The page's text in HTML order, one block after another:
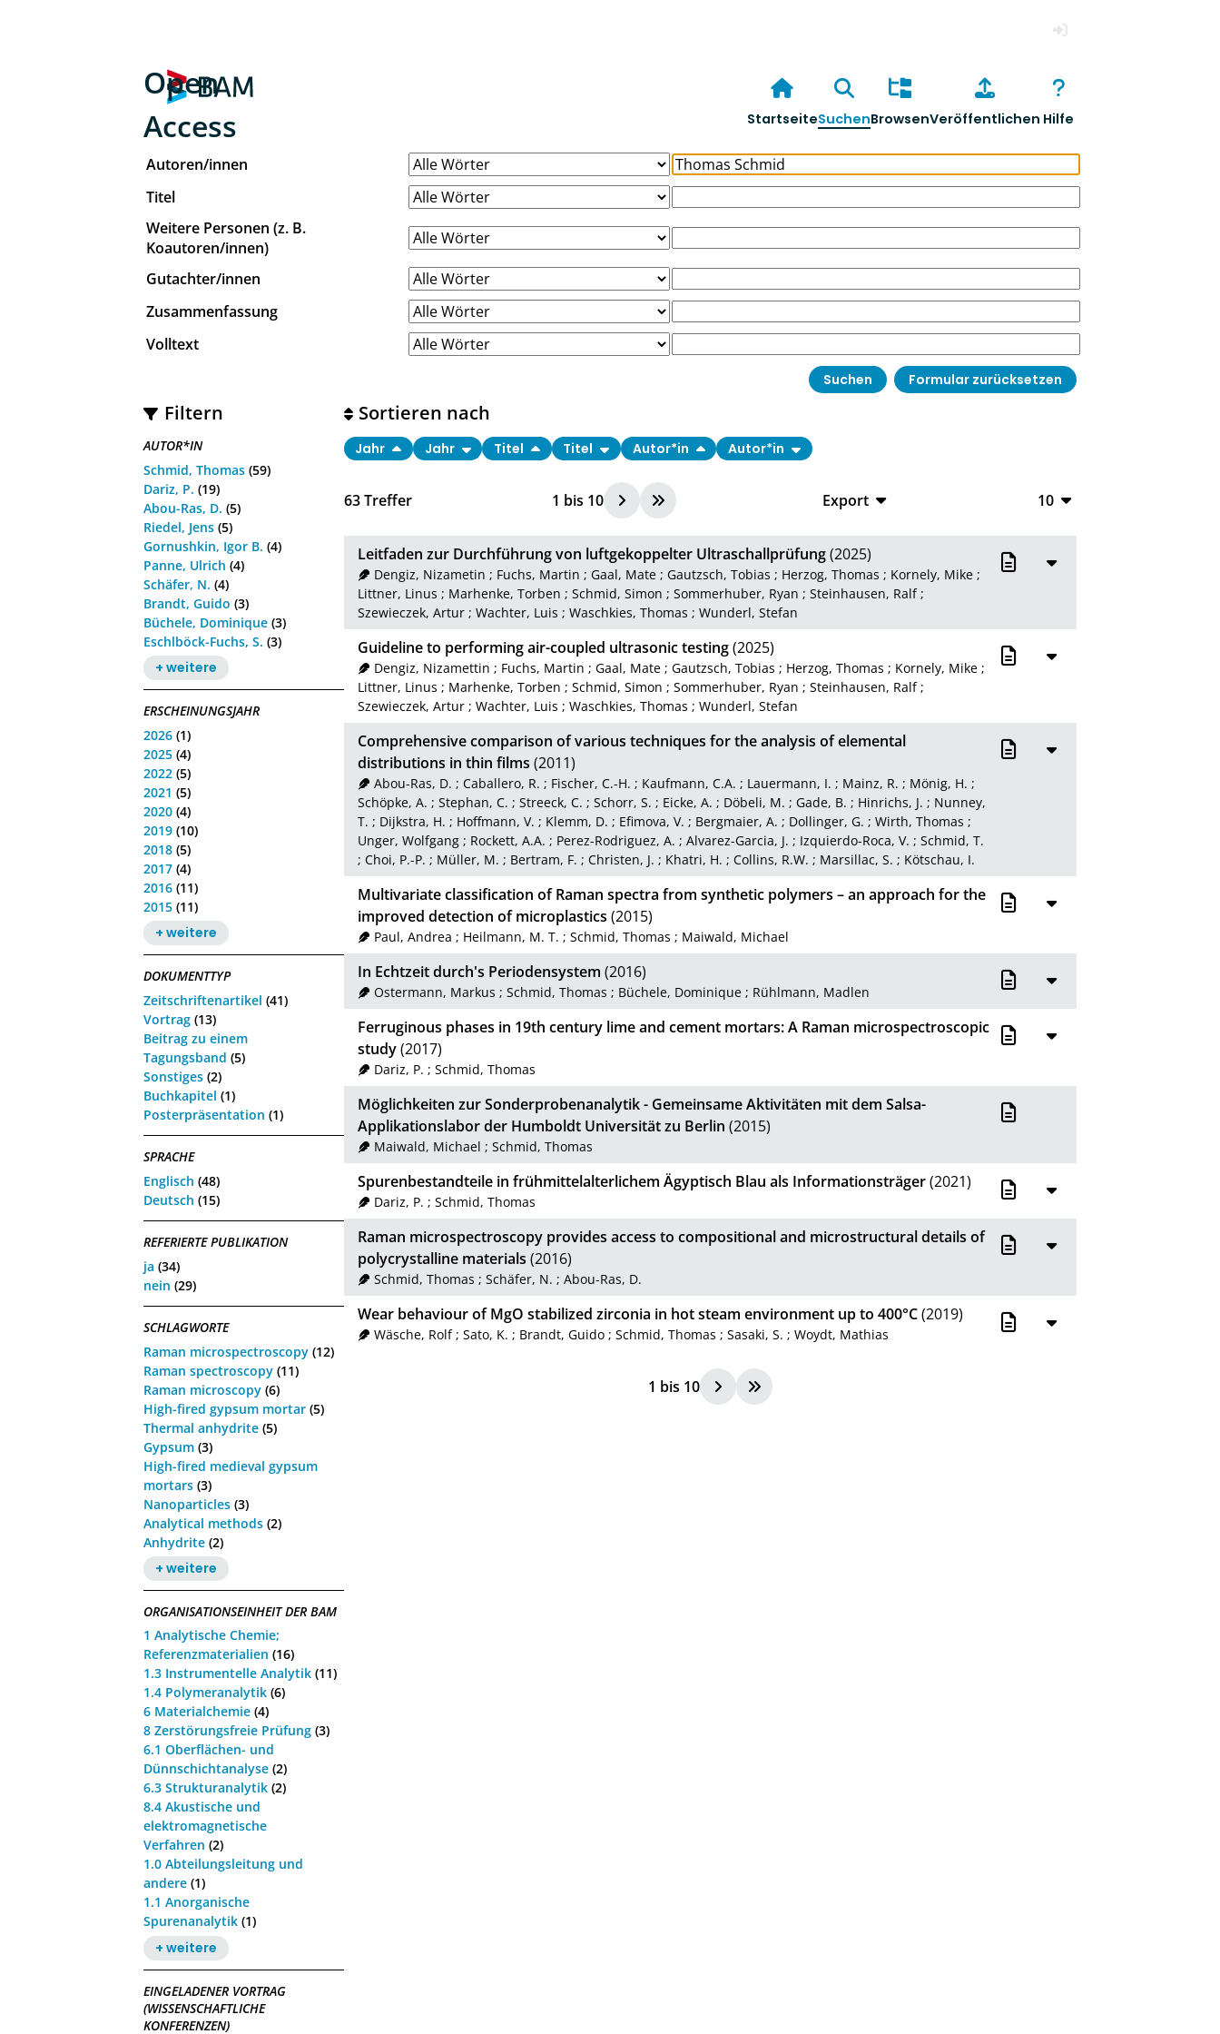
Open
Access
StartseiteSuchenBrowsenVeröffentlichen Hilfe
Autoren/innen
Titel
Weitere Personen (z. B.
Koautoren/innen)
Gutachter/innen
Zusammenfassung
Volltext
Filtern
AUTOR*IN
Schmid, Thomas (59)
Dariz, P. (19)
Abou-Ras, D. (5)
Riedel, Jens (5)
Gornushkin, Igor B. (4)
Panne, Ulrich (4)
Schäfer, N. (4)
Brandt, Guido (3)
Büchele, Dominique (3)
Eschlböck-Fuchs, S. (3)
+ weitere
ERSCHEINUNGSJAHR
2026 (1)
2025 (4)
2022 (5)
2021 (5)
2020 (4)
2019 (10)
2018 (5)
2017 (4)
2016 (11)
2015 (11)
+ weitere
DOKUMENTTYP
Zeitschriftenartikel (41)
Vortrag (13)
Beitrag zu einem
Tagungsband (5)
Sonstiges (2)
Buchkapitel (1)
Posterpräsentation (1)
SPRACHE
Englisch (48)
Deutsch (15)
REFERIERTE PUBLIKATION
ja (34)
nein (29)
SCHLAGWORTE
Raman microspectroscopy (12)
Raman spectroscopy (11)
Raman microscopy (6)
High-fired gypsum mortar (5)
Thermal anhydrite (5)
Gypsum (3)
High-fired medieval gypsum
mortars (3)
Nanoparticles (3)
Analytical methods (2)
Anhydrite (2)
+ weitere
ORGANISATIONSEINHEIT DER BAM
1 Analytische Chemie;
Referenzmaterialien (16)
1.3 Instrumentelle Analytik (11)
1.4 Polymeranalytik (6)
6 Materialchemie (4)
8 Zerstörungsfreie Prüfung (3)
6.1 Oberflächen- und
Dünnschichtanalyse (2)
6.3 Strukturanalytik (2)
8.4 Akustische und
elektromagnetische
Verfahren (2)
1.0 Abteilungsleitung und
andere (1)
1.1 Anorganische
Spurenanalytik (1)
+ weitere
EINGELADENER VORTRAG
(WISSENSCHAFTLICHE
KONFERENZEN)
63Treffer 1 bis 10
Export
RIS
XML
10
20
Sortieren nach
Jahr Jahr Titel Titel Autor*in Autor*in
Leitfaden zur Durchführung von luftgekoppelter Ultraschallprüfung(2025)
Dengiz, Nizametin ; Fuchs, Martin ; Gaal, Mate ; Gautzsch, Tobias ; Herzog, Thomas ; Kornely, Mike ;
Littner, Linus ; Marhenke, Torben ; Schmid, Simon ; Sommerhuber, Ryan ; Steinhausen, Ralf;
Szewieczek, Artur; Wachter, Luis ; Waschkies, Thomas ; Wunderl, Stefan
Guideline to performing air-coupled ultrasonic testing(2025)
Dengiz, Nizamettin ; Fuchs, Martin ;Gaal, Mate ;Gautzsch, Tobias ; Herzog, Thomas ; Kornely, Mike ;
Littner, Linus ; Marhenke, Torben ; Schmid, Simon ; Sommerhuber, Ryan ; Steinhausen, Ralf;
Szewieczek, Artur; Wachter, Luis ; Waschkies, Thomas ; Wunderl, Stefan
Comprehensive comparison of various techniques for the analysis of elemental
distributions in thin films (2011)
Abou-Ras, D. ;Caballero, R. ; Fischer, C.-H. ; Kaufmann, C.A. ; Lauermann, I. ; Mainz, R. ; Mönig, H. ;
Schöpke, A. ; Stephan, C. ; Streeck, C. ; Schorr, S. ; Eicke, A. ; Döbeli, M. ; Gade, B. ; Hinrichs, J. ; Nunney,
T. ; Dijkstra, H. ; Hoffmann, V. ; Klemm, D. ; Efimova, V. ; Bergmaier, A. ; Dollinger, G. ; Wirth, Thomas ;
Unger, Wolfgang; Rockett, A.A. ; Perez-Rodriguez, A. ; Alvarez-Garcia, J. ; Izquierdo-Roca, V. ; Schmid, T.
; Choi, P.-P. ; Müller, M. ; Bertram, F. ; Christen, J. ; Khatri, H. ; Collins, R.W. ; Marsillac, S. ; Kötschau, I.
Multivariate classification of Raman spectra from synthetic polymers – an approach for the
improved detection of microplastics (2015)
Paul, Andrea ; Heilmann, M. T. ;Schmid, Thomas ; Maiwald, Michael
In Echtzeit durch's Periodensystem (2016)
Ostermann, Markus ;Schmid, Thomas ; Büchele, Dominique ; Rühlmann, Madlen
Ferruginous phases in 19th century lime and cement mortars: A Raman microspectroscopic
study(2017)
Dariz, P. ;Schmid, Thomas
Möglichkeiten zur Sonderprobenanalytik - Gemeinsame Aktivitäten mit dem Salsa-
Applikationslabor der Humboldt Universität zu Berlin (2015)
Maiwald, Michael ;Schmid, Thomas
Spurenbestandteile in frühmittelalterlichem Ägyptisch Blau als Informationsträger(2021)
Dariz, P. ;Schmid, Thomas
Raman microspectroscopy provides access to compositional and microstructural details of
polycrystalline materials (2016)
Schmid, Thomas ;Schäfer, N. ;Abou-Ras, D.
Wear behaviour of MgO stabilized zirconia in hot steam environment up to 400°C(2019)
Wäsche, Rolf;Sato, K. ; Brandt, Guido ;Schmid, Thomas ;Sasaki, S. ;Woydt, Mathias
1 bis 10